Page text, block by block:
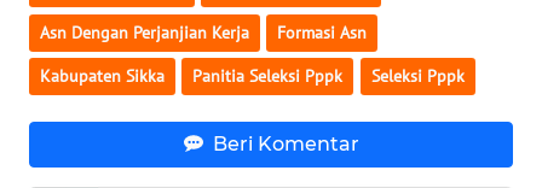
Asn Dengan Perjanjian Kerja Formasi Asn
Kabupaten Sikka Panitia Seleksi Pppk Seleksi Pppk
Beri Komentar
WN
JATENG